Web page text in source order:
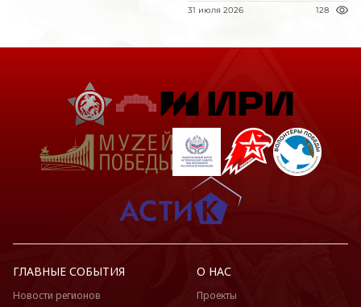
31 июля 2026 128
ГЛАВНЫЕ СОБЫТИЯ
Новости регионов
О НАС
Проекты